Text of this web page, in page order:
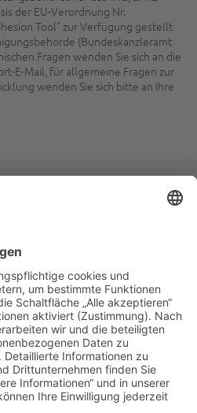
der EU-Verordnung Nr.
Tool" zur Verfügung gestellt
(Bundeskanzleramt
Fragen wenden Sie sich an die
E-Mail, für allgemeine Fragen zur
wenden Sie sich bitte an Ihre
der Seite hilfreich?
ABONNIEREN